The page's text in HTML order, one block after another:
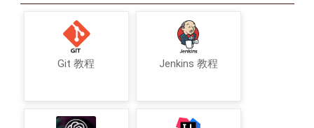
Git 教程 Jenkins 教程